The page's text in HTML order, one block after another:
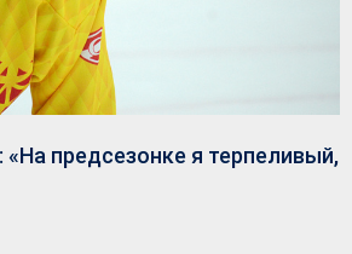
«На предсезонке я терпеливый,